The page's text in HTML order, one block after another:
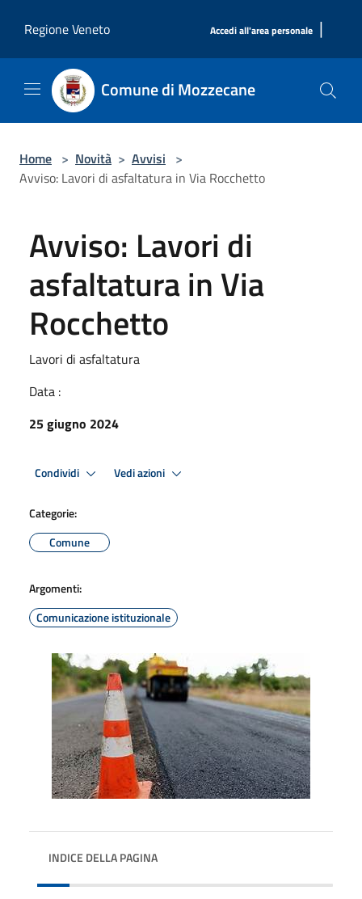
Regione Veneto
Accedi all'area personale |
Comune di Mozzecane
Home > Novità > Avvisi >
Avviso: Lavori di asfaltatura in Via Rocchetto
Avviso: Lavori di
asfaltatura in Via
Rocchetto
Lavori di asfaltatura
Data :
25 giugno 2024
Condividi Vedi azioni
Categorie:
Comune
Argomenti:
Comunicazione istituzionale
INDICE DELLA PAGINA